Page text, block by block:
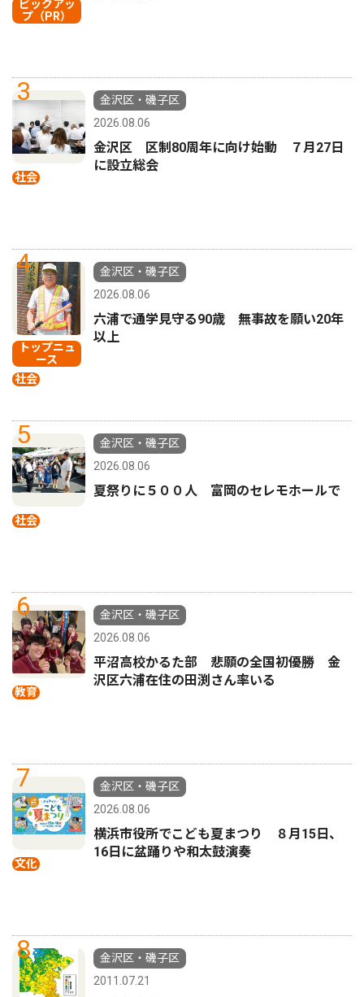
ピックアッ
プ（PR）
3
社会
金沢区・磯子区
2026.08.06
金沢区 区制80周年に向け始動 ７月27日
に設立総会
4
トップニュ
ース
社会
金沢区・磯子区
2026.08.06
六浦で通学見守る90歳 無事故を願い20年
以上
5
社会
金沢区・磯子区
2026.08.06
夏祭りに５００人 富岡のセレモホールで
6
教育
金沢区・磯子区
2026.08.06
平沼高校かるた部 悲願の全国初優勝 金
沢区六浦在住の田渕さん率いる
7
文化
金沢区・磯子区
2026.08.06
横浜市役所でこども夏まつり ８月15日、
16日に盆踊りや和太鼓演奏
8
金沢区・磯子区
2011.07.21